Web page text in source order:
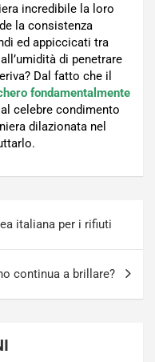
incredibile la loro
la consistenza
ed appiccicati tra
di penetrare
Dal fatto che il
fondamentalmente
celebre condimento
dilazionata nel
italiana per i rifiuti
continua a brillare?